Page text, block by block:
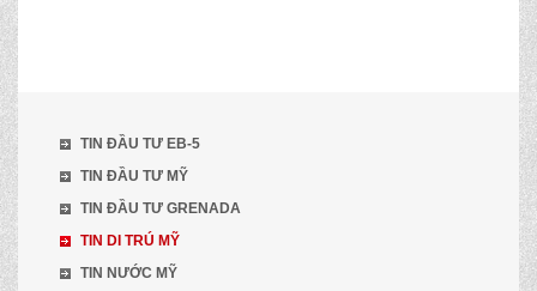
TIN ĐẦU TƯ EB-5
TIN ĐẦU TƯ MỸ
TIN ĐẦU TƯ GRENADA
TIN DI TRÚ MỸ
TIN NƯỚC MỸ